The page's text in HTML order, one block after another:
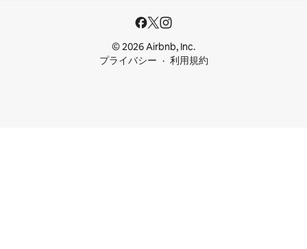
© 2026 Airbnb, Inc.
プライバシー
利用規約